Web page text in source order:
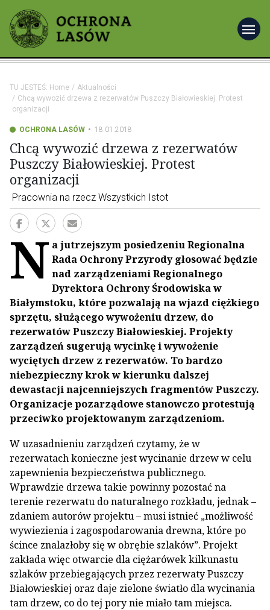
menu
TU JESTEŚ: Home
Aktualności
Chcą wywozić drzewa z rezerwatów Puszczy Białowieskiej. Protest
organizacji
OCHRONA LASÓW 18.01.2018
Chcą wywozić drzewa z rezerwatów
Puszczy Białowieskiej. Protest
organizacji
Pracownia na rzecz Wszystkich Istot
N a jutrzejszym posiedzeniu Regionalna
Rada Ochrony Przyrody głosować będzie
nad zarządzeniami Regionalnego
Dyrektora Ochrony Środowiska w
Białymstoku, które pozwalają na wjazd ciężkiego
sprzętu, służącego wywożeniu drzew, do
rezerwatów Puszczy Białowieskiej. Projekty
zarządzeń sugerują wycinkę i wywożenie
wyciętych drzew z rezerwatów. To bardzo
niebezpieczny krok w kierunku dalszej
dewastacji najcenniejszych fragmentów Puszczy.
Organizacje pozarządowe stanowczo protestują
przeciwko projektowanym zarządzeniom.
W uzasadnieniu zarządzeń czytamy, że w
rezerwatach konieczne jest wycinanie drzew w celu
zapewnienia bezpieczeństwa publicznego.
Wprawdzie drzewa takie powinny pozostać na
terenie rezerwatu do naturalnego rozkładu, jednak –
zdaniem autorów projektu – musi istnieć „możliwość
wywiezienia i zagospodarowania drewna, które po
ścince znalazłoby się w obrębie szlaków”. Projekt
zakłada więc otwarcie dla ciężarówek kilkunastu
szlaków przebiegających przez rezerwaty Puszczy
Białowieskiej oraz daje zielone światło dla wycinania
tam drzew, co do tej pory nie miało tam miejsca.